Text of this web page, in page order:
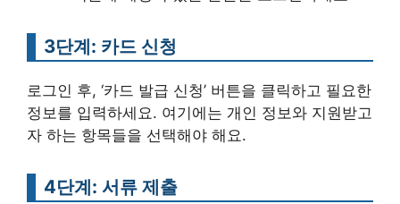
3단계: 카드 신청
로그인 후, ‘카드 발급 신청’ 버튼을 클릭하고 필요한
정보를 입력하세요. 여기에는 개인 정보와 지원받고
자 하는 항목들을 선택해야 해요.
4단계: 서류 제출